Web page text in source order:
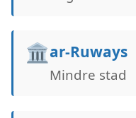
🏛️ar-Ruways
Mindre stad